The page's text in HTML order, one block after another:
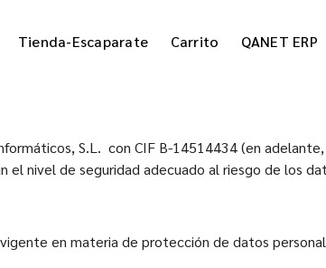
Tienda-Escaparate Carrito QANET ERP
S.L. con CIF B-14514434 (en
nivel de seguridad adecuado al riesgo de los
en materia de protección de datos